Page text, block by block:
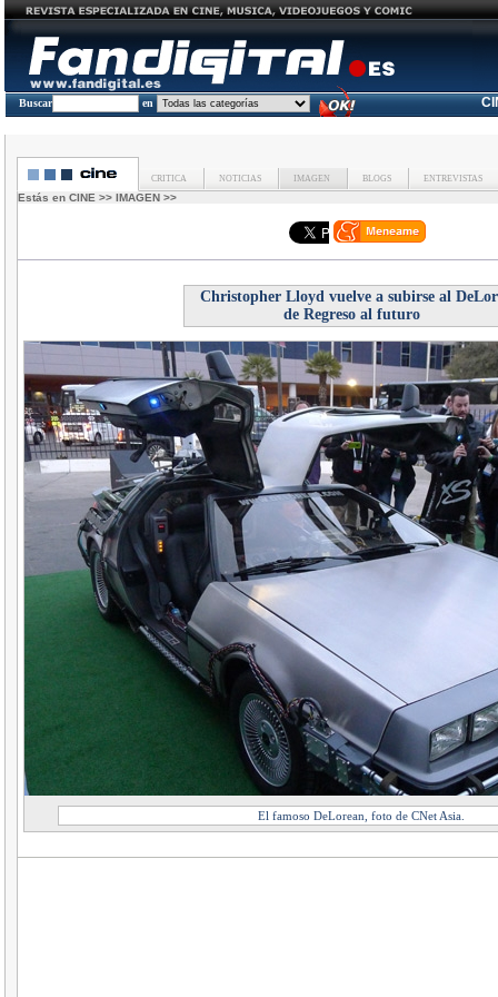
Buscar en
CRITICA NOTICIAS IMAGEN BLOGS ENTREVISTAS
Estás en CINE >> IMAGEN >>
Christopher Lloyd vuelve a subirse al
de Regreso al futuro
El famoso DeLorean, foto de CNet Asia.